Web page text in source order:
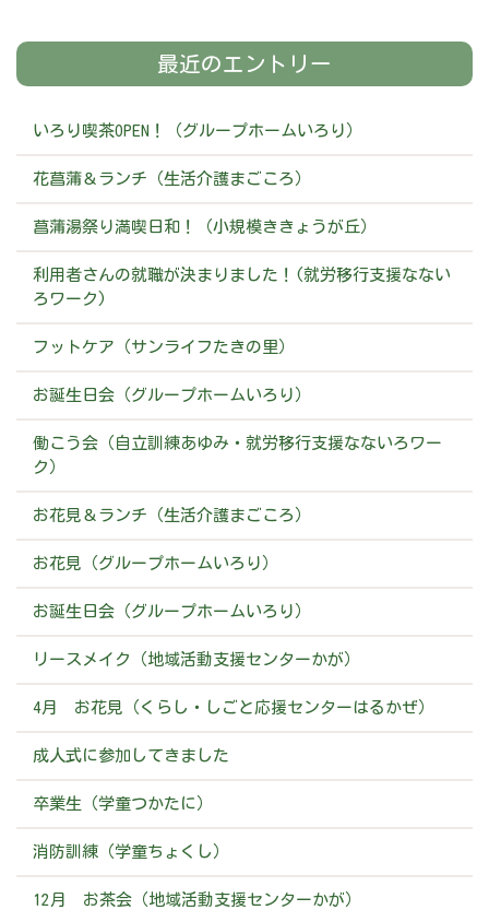
最近のエントリー
いろり喫茶OPEN！（グループホームいろり）
花菖蒲＆ランチ（生活介護まごころ）
菖蒲湯祭り満喫日和！（小規模ききょうが丘）
利用者さんの就職が決まりました！(就労移行支援なない
ろワーク)
フットケア（サンライフたきの里）
お誕生日会（グループホームいろり）
働こう会（自立訓練あゆみ・就労移行支援なないろワー
ク）
お花見＆ランチ（生活介護まごころ）
お花見（グループホームいろり）
お誕生日会（グループホームいろり）
リースメイク（地域活動支援センターかが）
4月 お花見（くらし・しごと応援センターはるかぜ）
成人式に参加してきました
卒業生（学童つかたに）
消防訓練（学童ちょくし）
12月 お茶会（地域活動支援センターかが）